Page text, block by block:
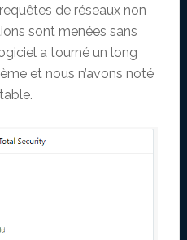
de réseaux non
sont menées sans
a tourné un long
et nous n’avons noté